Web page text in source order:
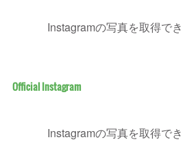
Instagramの写真を取得で
Official Instagram
Instagramの写真を取得で